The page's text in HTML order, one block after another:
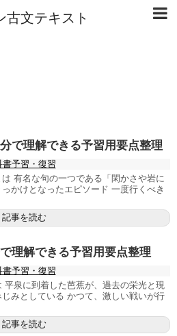
古文テキスト
で理解できる予習用要点整理
書予習・復習
有名な句の一つである「閑かさや岩に
かけとなったエピソード 一度行くべき
記事を読む
理解できる予習用要点整理
書予習・復習
平泉に到着した芭蕉が、過去の栄光と現
みとしている かつて、激しい戦いが行
記事を読む